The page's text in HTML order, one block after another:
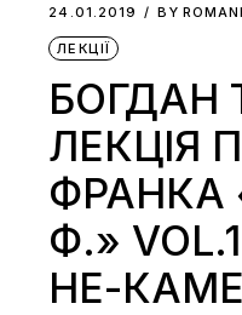
24.01.2019 BY
ЛЕКЦІЇ
БОГДАН
ЛЕКЦІЯ
ФРАНКА
Ф.»
НЕ-